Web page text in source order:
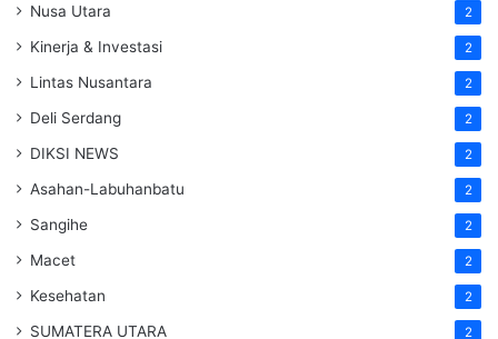
Nusa Utara 2
Kinerja & Investasi 2
Lintas Nusantara 2
Deli Serdang 2
DIKSI NEWS 2
Asahan-Labuhanbatu 2
Sangihe 2
Macet 2
Kesehatan 2
SUMATERA UTARA 2